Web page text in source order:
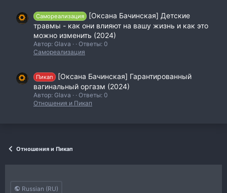
Самореализация
[Оксана Бачинская] Детские
травмы - как они влияют на вашу жизнь и как это
можно изменить (2024)
Автор: Glava
Ответы: 0
Самореализация
Пикап
[Оксана Бачинская] Гарантированный
вагинальный оргазм (2024)
Автор: Glava
Ответы: 0
Отношения и Пикап
Отношения и Пикап
Russian (RU)